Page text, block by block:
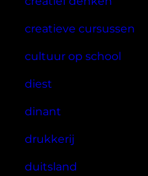
creatieve cursussen
cultuur op school
diest
dinant
drukkerij
duitsland